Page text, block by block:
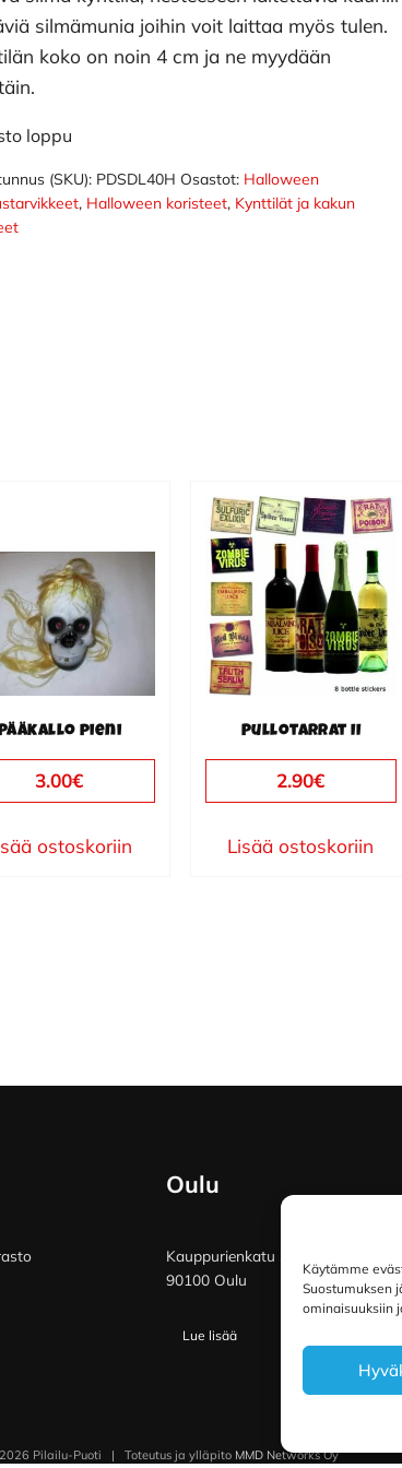
Käytämme
Suostumuksen
ominaisuuksiin
silmämunia joihin voit laittaa myös tulen.
koko on noin 4 cm ja ne myydään
loppu
(SKU): PDSDL40H Osastot: Halloween
, Halloween koristeet, Kynttilät ja kakun
pieni
3.00€
ostoskoriin
Pullotarrat II
2.90€
Lisää ostoskoriin
Oulu
Kauppurienkatu 34
90100 Oulu
Lue lisää
Pilailu-Puoti | Toteutus ja ylläpito MMD Networks Oy